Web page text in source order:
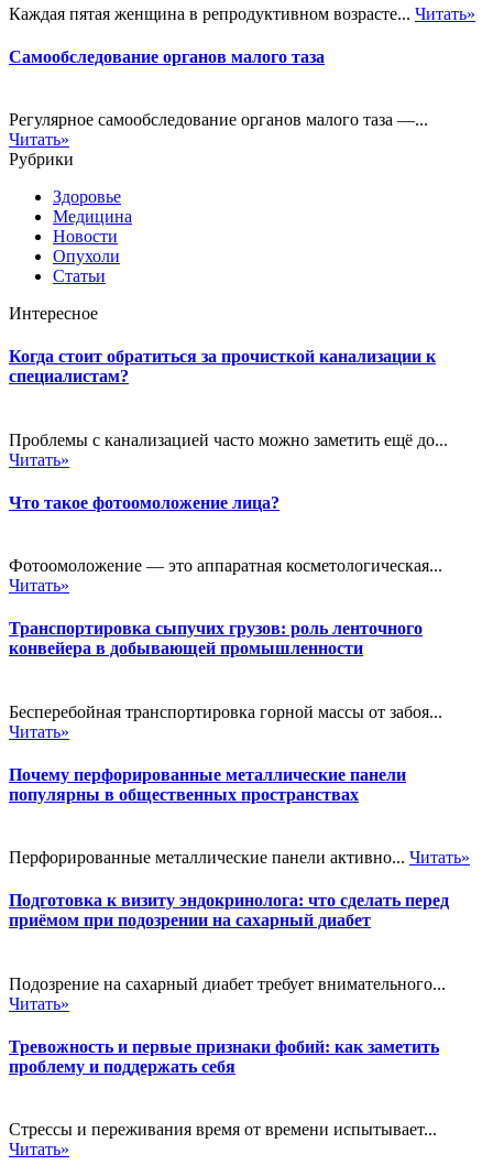
Каждая пятая женщина в репродуктивном возрасте... Читать»
Самообследование органов малого таза
Регулярное самообследование органов малого таза —...
Читать»
Рубрики
Здоровье
Медицина
Новости
Опухоли
Статьи
Интересное
Когда стоит обратиться за прочисткой канализации к
специалистам?
Проблемы с канализацией часто можно заметить ещё до...
Читать»
Что такое фотоомоложение лица?
Фотоомоложение — это аппаратная косметологическая...
Читать»
Транспортировка сыпучих грузов: роль ленточного
конвейера в добывающей промышленности
Бесперебойная транспортировка горной массы от забоя...
Читать»
Почему перфорированные металлические панели
популярны в общественных пространствах
Перфорированные металлические панели активно... Читать»
Подготовка к визиту эндокринолога: что сделать перед
приёмом при подозрении на сахарный диабет
Подозрение на сахарный диабет требует внимательного...
Читать»
Тревожность и первые признаки фобий: как заметить
проблему и поддержать себя
Стрессы и переживания время от времени испытывает...
Читать»